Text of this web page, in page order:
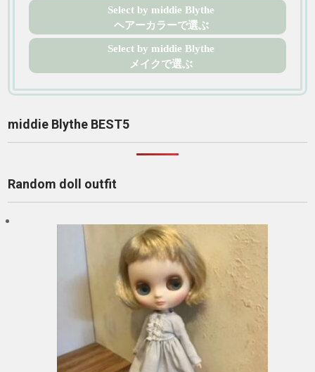
Select by middie Blythe
ヘアーカラーで選ぶ
Select by middie Blythe
メイクで選ぶ
middie Blythe BEST5
Random doll outfit